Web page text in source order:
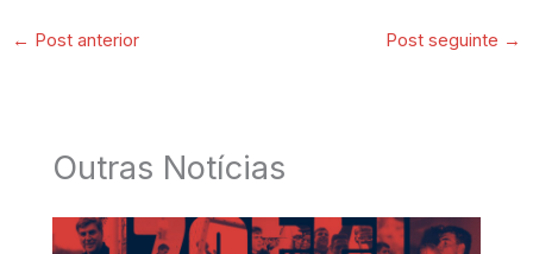
← Post anterior Post seguinte →
Outras Notícias